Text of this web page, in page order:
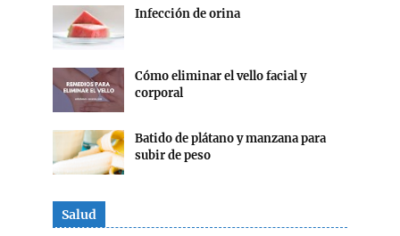
Infección de orina
Cómo eliminar el vello facial y
corporal
Batido de plátano y manzana para
subir de peso
Salud